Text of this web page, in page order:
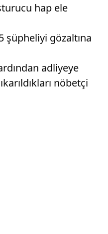
hap ele
şüpheliyi gözaltına
adliyeye
nöbetçi